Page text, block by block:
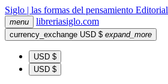
Siglo | las formas del pensamiento Editorial
menu libreriasiglo.com
currency_exchange USD $ expand_more
USD $
USD $